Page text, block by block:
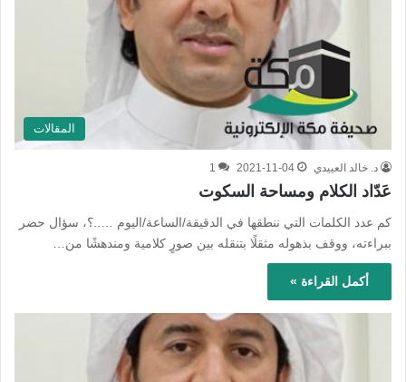
المقالات
د. خالد العييدي 2021-11-04
1
عَدّاد الكلام ومساحة السكوت
كم عدد الكلمات التي ننطقها في الدقيقة/الساعة/اليوم …..؟، سؤال حضر
ببراءته، ووقف بذهوله مثقلًا بتنقله بين صورٍ كلامية ومندهشًا من…
أكمل القراءة »